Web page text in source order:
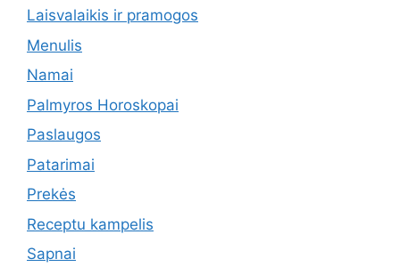
Laisvalaikis ir pramogos
Menulis
Namai
Palmyros Horoskopai
Paslaugos
Patarimai
Prekės
Receptu kampelis
Sapnai